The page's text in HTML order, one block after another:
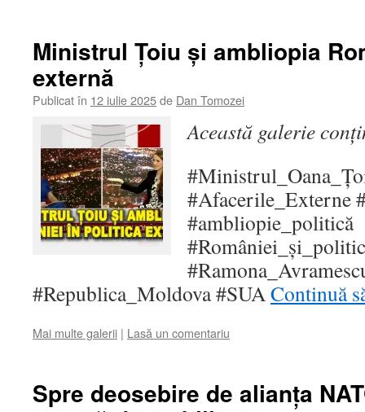
Ministrul Țoiu și ambliopia
externă
Publicat în 12 iulie 2025de Dan Tomozei
Această galerie
#Afacerile_Externe
#ambliopie_politică
#Republica_Moldova #SUAContinuă
Mai multe galerii | Lasă un comentariu
Spre deosebire de alianța